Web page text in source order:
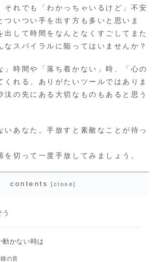
それでも「わかっちゃいるけど」不安
ついつい手を出す方も多いと思いま
出して時間をなんとなくすごしてまた
スパイラルに陥ってはいませんか？
」時間や「落ち着かない」時、「心の
くれる、ありがたいツールではありま
汰の先にある大切なものもあると思う
いあなた。手放すと素敵なことが待っ
を切って一度手放してみましょう。
contents
動かない時は
の音